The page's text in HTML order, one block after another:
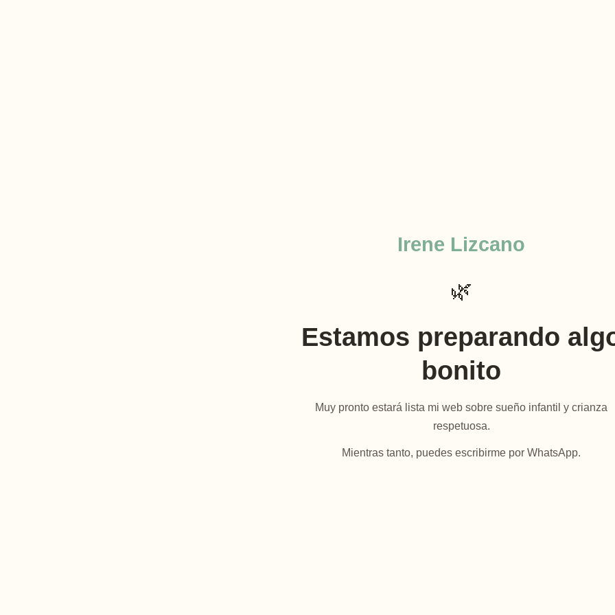
Irene Lizcano
🌿
Estamos preparando
bonito
Muy pronto estará lista mi web sobre sueño infantil y crianza
respetuosa.
Mientras tanto, puedes escribirme por WhatsApp.